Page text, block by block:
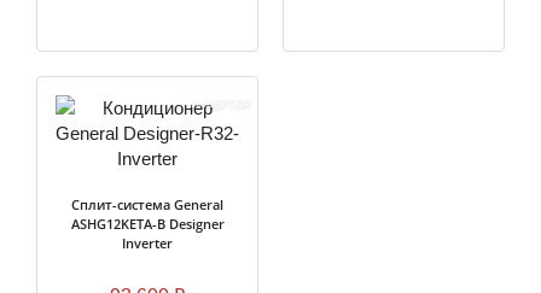
Сплит-система General
ASHG12KETA-B Designer
Inverter
ИНВЕРТОР